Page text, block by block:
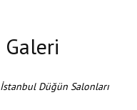
İstanbul Düğün Salonları